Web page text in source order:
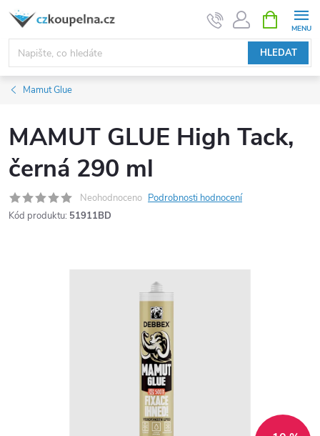
Přejít
obsah
HLEDAT
NÁKUPNÍ
KOŠÍK
Mamut Glue
MAMUT GLUE High Tack,
černá 290 ml
Neohodnoceno Podrobnosti hodnocení
Kód produktu: 51911BD